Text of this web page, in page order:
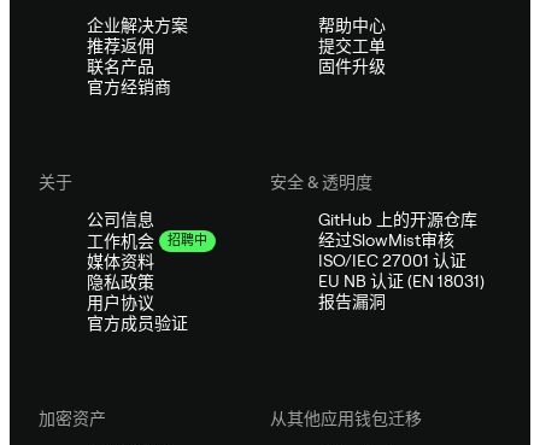
企业解决方案
推荐返佣
联名产品
官方经销商
帮助中心
提交工单
固件升级
关于
公司信息
工作机会
招聘中
媒体资料
隐私政策
用户协议
官方成员验证
安全 & 透明度
GitHub 上的开源仓库
经过SlowMist审核
ISO/IEC 27001 认证
EU NB 认证 (EN 18031)
报告漏洞
加密资产
从其他应用钱包迁移